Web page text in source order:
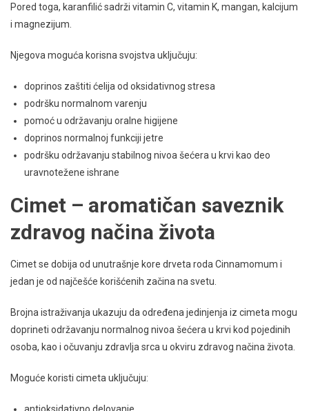
Pored toga, karanfilić sadrži vitamin C, vitamin K, mangan, kalcijum
i magnezijum.
Njegova moguća korisna svojstva uključuju:
doprinos zaštiti ćelija od oksidativnog stresa
podršku normalnom varenju
pomoć u održavanju oralne higijene
doprinos normalnoj funkciji jetre
podršku održavanju stabilnog nivoa šećera u krvi kao deo
uravnotežene ishrane
Cimet – aromatičan saveznik
zdravog načina života
Cimet se dobija od unutrašnje kore drveta roda Cinnamomum i
jedan je od najčešće korišćenih začina na svetu.
Brojna istraživanja ukazuju da određena jedinjenja iz cimeta mogu
doprineti održavanju normalnog nivoa šećera u krvi kod pojedinih
osoba, kao i očuvanju zdravlja srca u okviru zdravog načina života.
Moguće koristi cimeta uključuju: